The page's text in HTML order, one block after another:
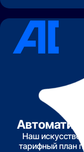
Наш
тарифный план